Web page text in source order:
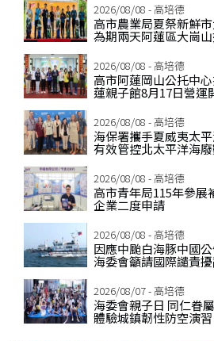
2026/08/08 - 高培德
高市農業局夏祭新鮮
為期兩天阿蓮區大崗
2026/08/08 - 高培德
高市阿蓮岡山公托中
蓮親子館8月17日營運
2026/08/08 - 高培德
海保署攜手夏威夷太
有效管控北太平洋海
2026/08/08 - 高培德
高市青年局115年參展
企業二度申請
2026/08/08 - 高培德
因應中颱白海豚中國
海委會籲請國際譴責
2026/08/07 - 高培德
海委會親子日 同仁眷
體驗城鎮韌性防空演習